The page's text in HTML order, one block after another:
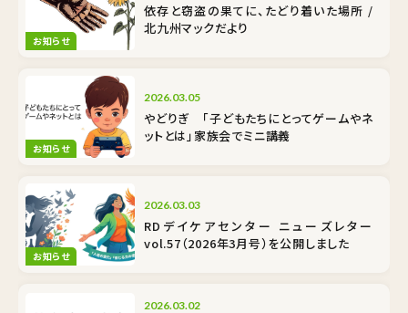
お知らせ
依存と窃盗の果てに、たどり着いた場所 /
北九州マックだより
お知らせ
2026.03.05
やどりぎ 「子どもたちにとってゲームやネ
ットとは」家族会でミニ講義
お知らせ
2026.03.03
RDデイケアセンター ニューズレター
vol.57（2026年3月号）を公開しました
2026.03.02